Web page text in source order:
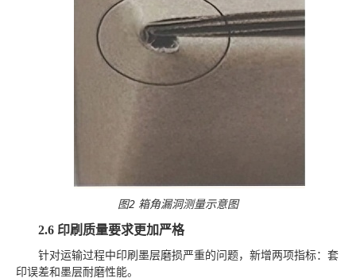
图2 箱角漏洞测量示意图
2.6 印刷质量要求更加严格
针对运输过程中印刷墨层磨损严重的问题，新增两项指标：套
印误差和墨层耐磨性能。